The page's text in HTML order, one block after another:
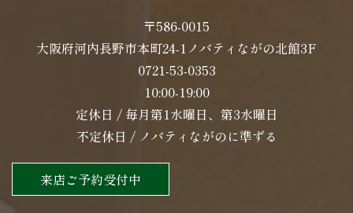
〒586-0015
大阪府河内長野市本町24-1ノバティながの北館3F
0721-53-0353
10:00-19:00
定休日 / 毎月第1水曜日、第3水曜日
不定休日 / ノバティながのに準ずる
来店ご予約受付中